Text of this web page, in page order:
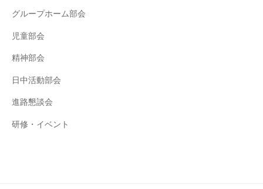
グループホーム部会
児童部会
精神部会
日中活動部会
進路懇談会
研修・イベント